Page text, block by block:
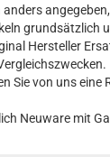
grundsätzlich
Hersteller
Sie von uns eine
Neuware mit